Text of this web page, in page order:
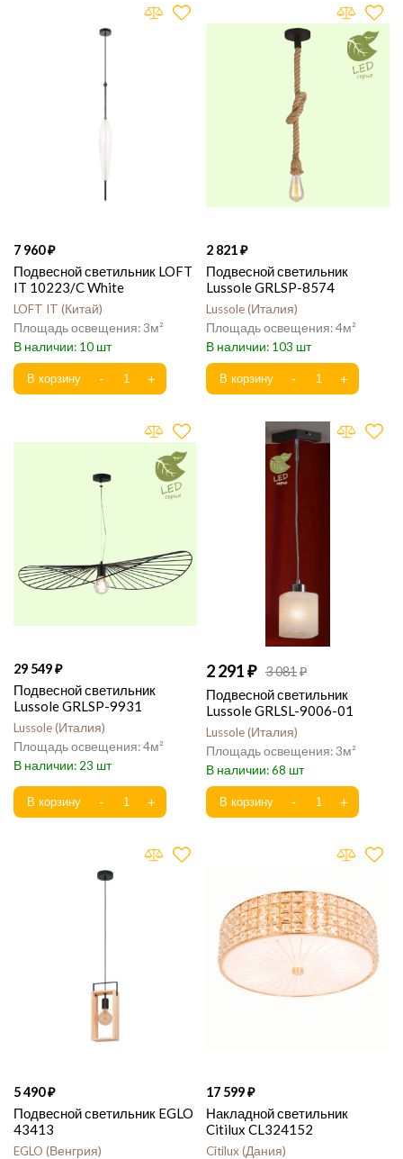
7 960
Подвесной светильник LOFT
IT 10223/C White
LOFT IT Китай
3
10
2 821
Подвесной светильник
Lussole GRLSP-8574
Lussole Италия
4
103
29 549
Подвесной светильник
Lussole GRLSP-9931
Lussole Италия
4
23
2 291 3 081
Подвесной светильник
Lussole GRLSL-9006-01
Lussole Италия
3
68
5 490
Подвесной светильник EGLO
43413
EGLO Венгрия
17 599
Накладной светильник
Citilux CL324152
Citilux Дания